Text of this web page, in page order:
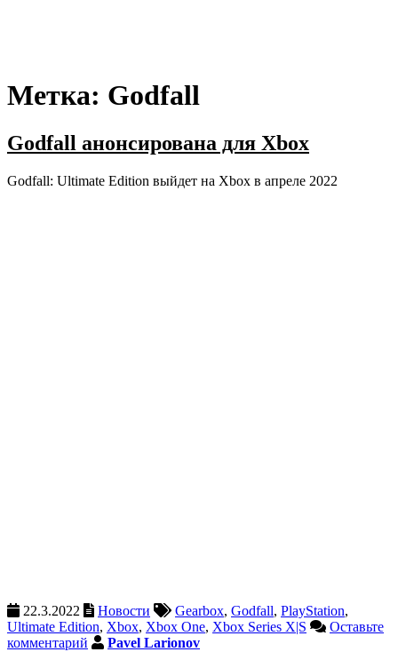
Метка: Godfall
Godfall анонсирована для Xbox
Godfall: Ultimate Edition выйдет на Xbox в апреле 2022
22.3.2022 Новости Gearbox, Godfall, PlayStation,
Ultimate Edition, Xbox, Xbox One, Xbox Series X|S
Оставьте
комментарий
Pavel Larionov